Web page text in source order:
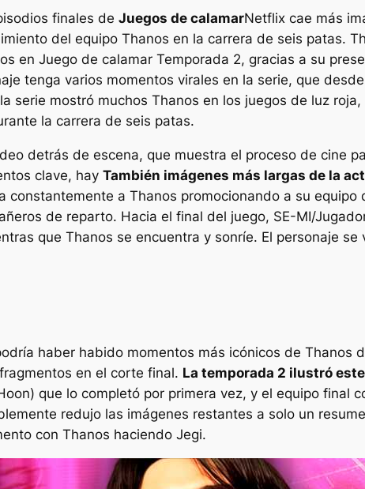
finales de Juegos de calamarNetflix cae más
del equipo Thanos en la carrera de seis patas.
en Juego de calamar Temporada 2, gracias a su
tenga varios momentos virales en la serie, que
serie mostró muchos Thanos en los juegos de luz
la carrera de seis patas.
detrás de escena, que muestra el proceso de cine
clave, hay También imágenes más largas de la
constantemente a Thanos promocionando a su
de reparto. Hacia el final del juego, SE-MI/
que Thanos se encuentra y sonríe. El personaje
haber habido momentos más icónicos de Thanos
en el corte final. La temporada 2 ilustró
que lo completó por primera vez, y el equipo final
redujo las imágenes restantes a solo un
con Thanos haciendo Jegi.